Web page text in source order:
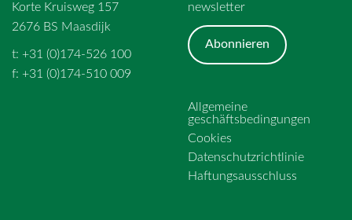
Korte Kruisweg 157
2676 BS Maasdijk
t: +31 (0)174-526 100
f: +31 (0)174-510 009
newsletter
Abonnieren
Allgemeine
geschäftsbedingungen
Cookies
Datenschutzrichtlinie
Haftungsausschluss